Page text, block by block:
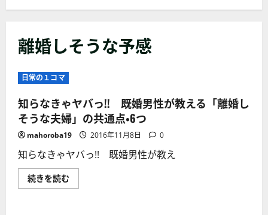
ー
離婚しそうな予感
日常の１コマ
知らなきゃヤバっ!! 既婚男性が教える「離婚し
そうな夫婦」の共通点・6つ
mahoroba19 2016年11月8日 0
知らなきゃヤバっ!! 既婚男性が教え
続きを読む
ら